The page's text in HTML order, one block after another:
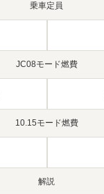
乗車定員
JC08モード燃費
10.15モード燃費
解説